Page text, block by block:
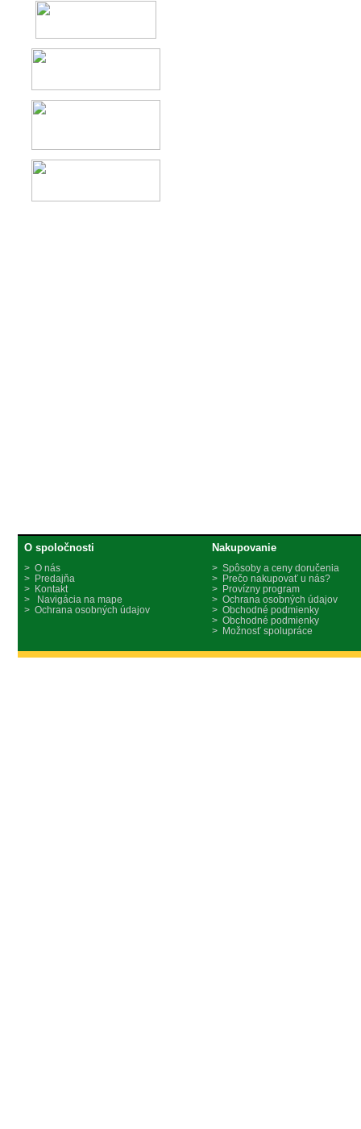
O spoločnosti
> O nás
> Predajňa
> Kontakt
> Navigácia na mape
> Ochrana osobných údajov
Nakupovanie
> Spôsoby a ceny doručenia
> Prečo nakupovať u nás?
> Provízny program
> Ochrana osobných údajov
> Obchodné podmienky
> Obchodné podmienky
> Možnosť spolupráce